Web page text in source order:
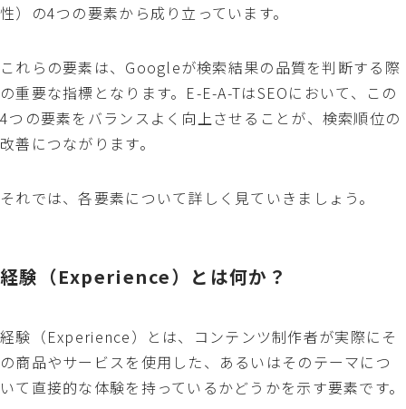
性）の4つの要素から成り立っています。
これらの要素は、Googleが検索結果の品質を判断する際
の重要な指標となります。E-E-A-TはSEOにおいて、この
4つの要素をバランスよく向上させることが、検索順位の
改善につながります。
それでは、各要素について詳しく見ていきましょう。
経験（Experience）とは何か？
経験（Experience）とは、コンテンツ制作者が実際にそ
の商品やサービスを使用した、あるいはそのテーマにつ
いて直接的な体験を持っているかどうかを示す要素です。